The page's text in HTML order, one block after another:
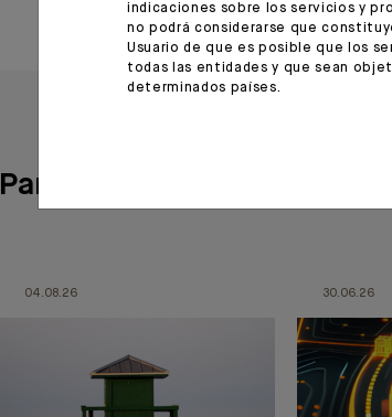
Para leer también
04.08.26 30.06.26
indicaciones sobre los servicios y
no podrá considerarse que
Usuario de que es posible que los
todas las entidades y que sean
determinados países.